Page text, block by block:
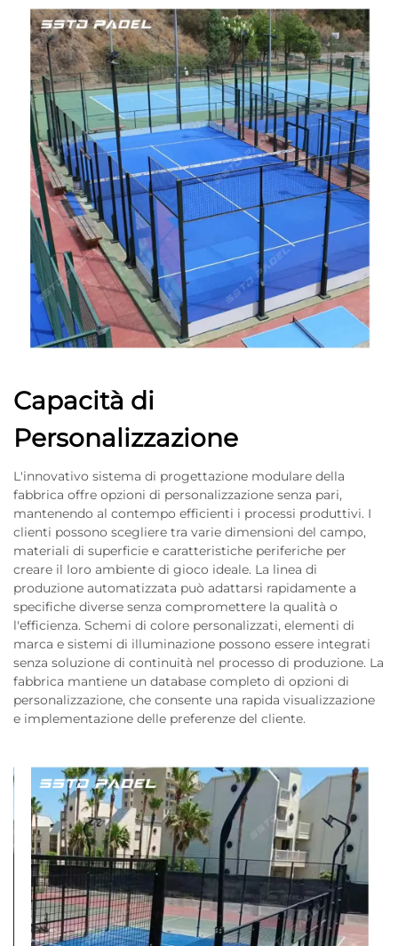
Capacità di
Personalizzazione
L'innovativo sistema di progettazione modulare della
fabbrica offre opzioni di personalizzazione senza pari,
mantenendo al contempo efficienti i processi produttivi. I
clienti possono scegliere tra varie dimensioni del campo,
materiali di superficie e caratteristiche periferiche per
creare il loro ambiente di gioco ideale. La linea di
produzione automatizzata può adattarsi rapidamente a
specifiche diverse senza compromettere la qualità o
l'efficienza. Schemi di colore personalizzati, elementi di
marca e sistemi di illuminazione possono essere integrati
senza soluzione di continuità nel processo di produzione. La
fabbrica mantiene un database completo di opzioni di
personalizzazione, che consente una rapida visualizzazione
e implementazione delle preferenze del cliente.